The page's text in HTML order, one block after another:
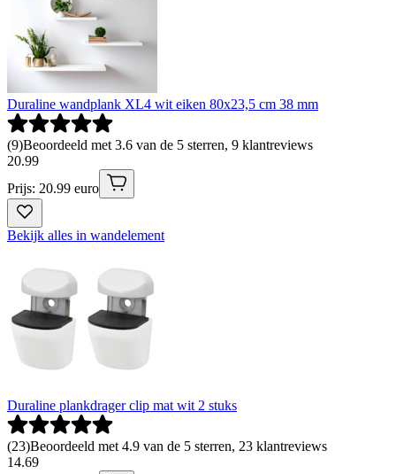
Duraline wandplank XL4 wit eiken 80x23,5 cm 38 mm
(9)Beoordeeld met 3.6 van de 5 sterren, 9 klantreviews
20.99
Prijs: 20.99 euro
Bekijk alles in wandelement
Duraline plankdrager clip mat wit 2 stuks
(23)Beoordeeld met 4.9 van de 5 sterren, 23 klantreviews
14.69